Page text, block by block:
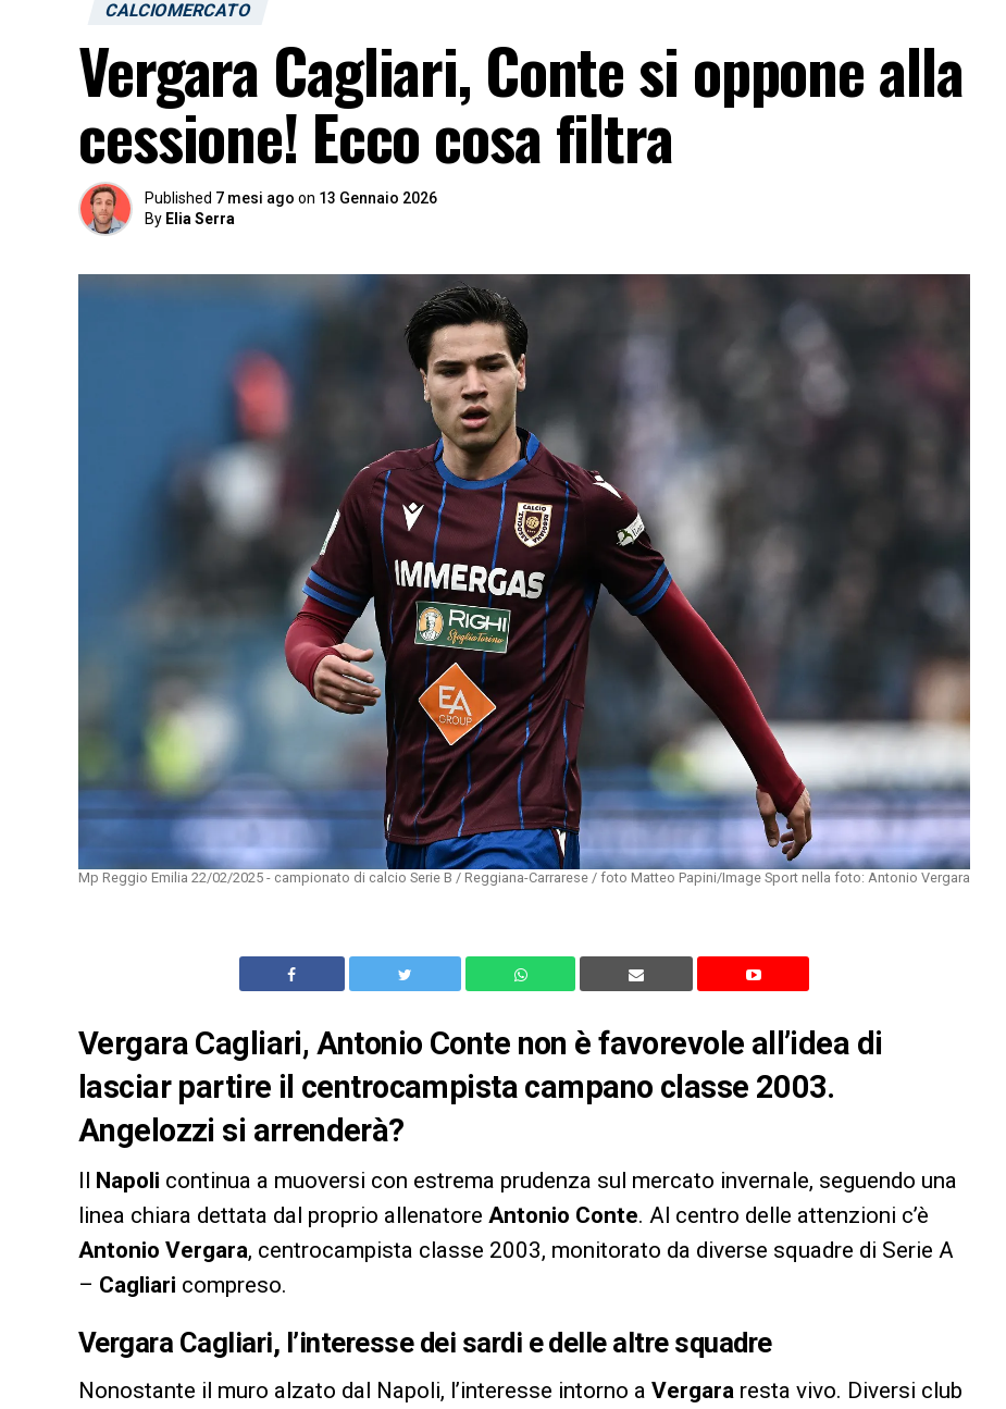
CALCIOMERCATO
Vergara Cagliari, Conte si oppone alla
cessione! Ecco cosa filtra
Published 7 mesi ago on 13 Gennaio 2026
By Elia Serra
Mp Reggio Emilia 22/02/2025 - campionato di calcio Serie B / Reggiana-Carrarese / foto Matteo Papini/Image Sport nella foto: Antonio Vergara
Vergara Cagliari, Antonio Conte non è favorevole all’idea di
lasciar partire il centrocampista campano classe 2003.
Angelozzi si arrenderà?
Il Napoli continua a muoversi con estrema prudenza sul mercato invernale, seguendo una
linea chiara dettata dal proprio allenatore Antonio Conte. Al centro delle attenzioni c’è
Antonio Vergara, centrocampista classe 2003, monitorato da diverse squadre di Serie A
– Cagliari compreso.
Vergara Cagliari, l’interesse dei sardi e delle altre squadre
Nonostante il muro alzato dal Napoli, l’interesse intorno a Vergara resta vivo. Diversi club